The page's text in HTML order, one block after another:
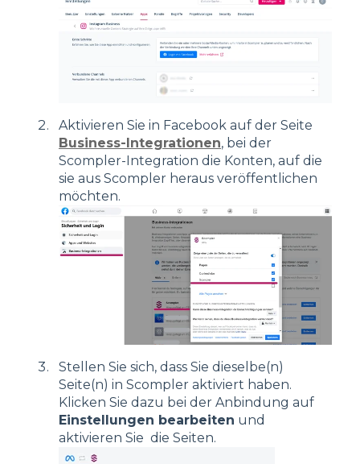
Aktivieren Sie in Facebook auf der Seite
Business-Integrationen, bei der
Scompler-Integration die Konten, auf die
sie aus Scompler heraus veröffentlichen
möchten.
Stellen Sie sich, dass Sie dieselbe(n)
Seite(n) in Scompler aktiviert haben.
Klicken Sie dazu bei der Anbindung auf
Einstellungen bearbeiten und
aktivieren Sie die Seiten.